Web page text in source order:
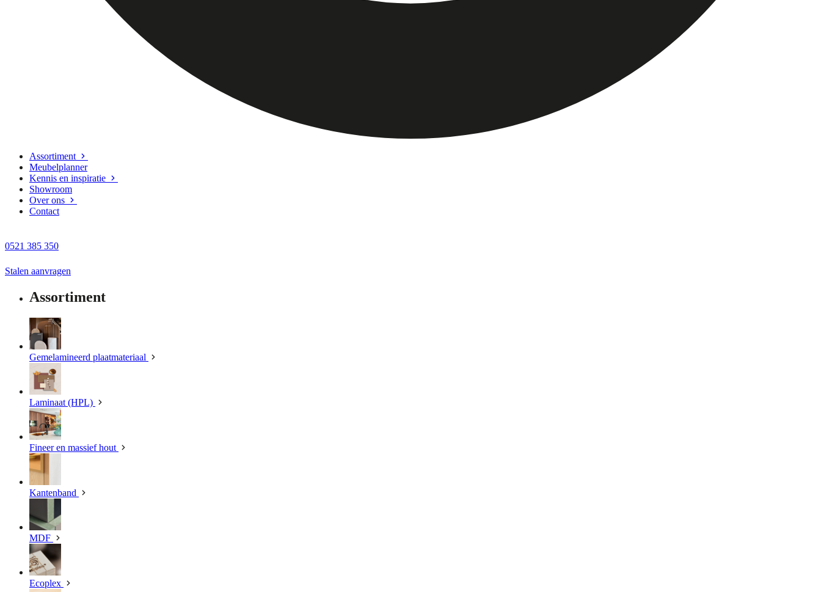
Assortiment
Meubelplanner
Kennis en inspiratie
Showroom
Over ons
Contact
0521 385 350
Stalen aanvragen
Assortiment
Gemelamineerd plaatmateriaal
Laminaat (HPL)
Fineer en massief hout
Kantenband
MDF
Ecoplex